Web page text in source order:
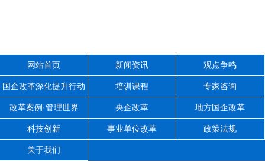
网站首页 新闻资讯 观点争鸣
国企改革深化提升行动 培训课程 专家咨询
改革案例·管理世界 央企改革 地方国企改革
科技创新 事业单位改革 政策法规
关于我们